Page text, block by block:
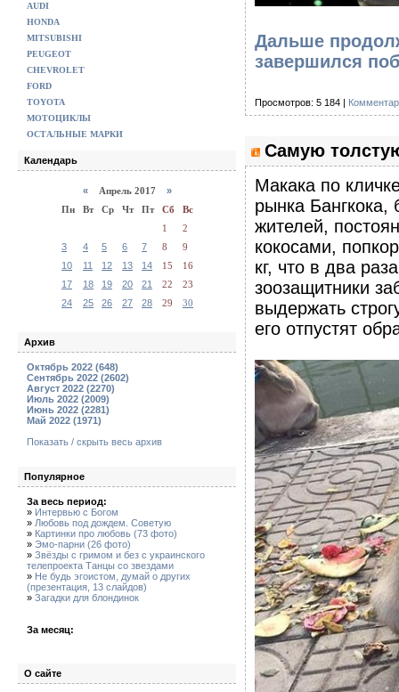
AUDI
HONDA
MITSUBISHI
PEUGEOT
CHEVROLET
FORD
TOYOTA
МОТОЦИКЛЫ
ОСТАЛЬНЫЕ МАРКИ
Календарь
« Апрель 2017 »
Пн
Вт Ср Чт Пт Сб
Вс
1
2
3
4 5 6 7 8
9
10
11 12 13 14 15
16
17
18 19 20 21 22
23
24
25 26 27 28 29 30
Архив
Октябрь 2022 (648)
Сентябрь 2022 (2602)
Август 2022 (2270)
Июль 2022 (2009)
Июнь 2022 (2281)
Май 2022 (1971)
Показать / скрыть весь архив
Популярное
За весь период:
» Интервью с Богом
» Любовь под дождем. Советую
» Картинки про любовь (73 фото)
» Эмо-парни (26 фото)
» Звёзды с гримом и без с украинского
телепроекта Танцы со звездами
» Не будь эгоистом, думай о других
(презентация, 13 слайдов)
» Загадки для блондинок
За месяц:
О сайте
Дальше
завершился
Просмотров: 5 184 |
Самую
Макака по
рынка Бангкока,
жителей,
кокосами,
кг, что в два
зоозащитники
выдержать
его отпустят